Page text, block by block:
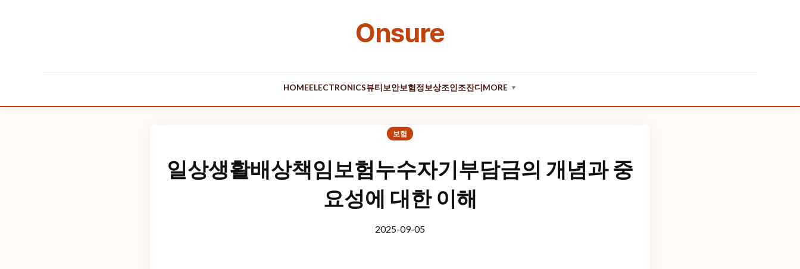
Onsure
HOMEELECTRONICS뷰티 보안보험정보상조인조잔디 MORE ▼
보험
일상생활배상책임보험누수자기부담금의 개념과 중
요성에 대한 이해
2025-09-05